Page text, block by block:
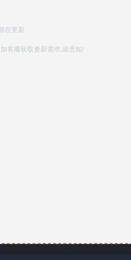
在更新
客服获取更新需求,请悉知!